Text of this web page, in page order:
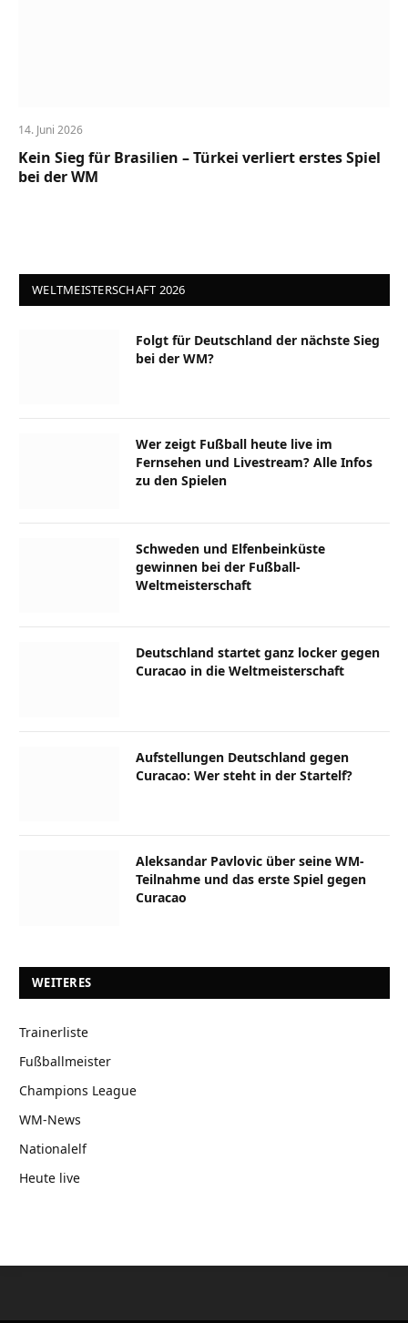
14. Juni 2026
Kein Sieg für Brasilien – Türkei verliert erstes Spiel
bei der WM
WELTMEISTERSCHAFT 2026
Folgt für Deutschland der nächste Sieg
bei der WM?
Wer zeigt Fußball heute live im
Fernsehen und Livestream? Alle Infos
zu den Spielen
Schweden und Elfenbeinküste
gewinnen bei der Fußball-
Weltmeisterschaft
Deutschland startet ganz locker gegen
Curacao in die Weltmeisterschaft
Aufstellungen Deutschland gegen
Curacao: Wer steht in der Startelf?
Aleksandar Pavlovic über seine WM-
Teilnahme und das erste Spiel gegen
Curacao
WEITERES
Trainerliste
Fußballmeister
Champions League
WM-News
Nationalelf
Heute live